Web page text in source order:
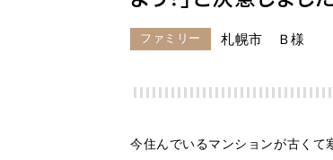
ファミリー 札幌市 Ｂ様
今住んでいるマンションが古くて